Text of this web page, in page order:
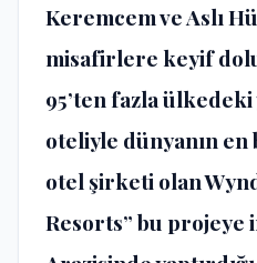
Keremcem ve Aslı
misafirlere keyif
95’ten fazla
oteliyle dünyanın
otel şirketi olan
Resorts” bu projeye